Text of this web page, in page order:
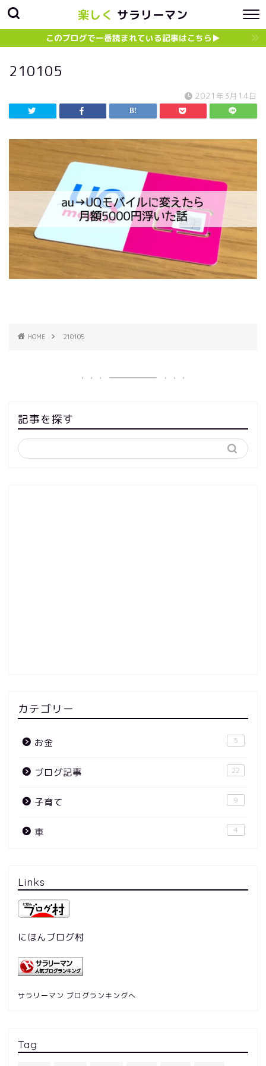
楽しく サラリーマン
このブログで一番読まれている記事はこちら▶︎
210105
2021年3月14日
HOME 210105
記事を探す
カテゴリー
お金 5
ブログ記事 22
子育て 9
車 4
Links
にほんブログ村
サラリーマン ブログランキングへ
Tag